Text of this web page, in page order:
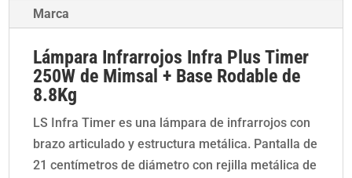
Temporizador+
Base
Rodable
8.8Kg
cantidad
Marca
Lámpara Infrarrojos Infra Plus Timer
250W de Mimsal + Base Rodable de
8.8Kg
LS Infra Timer es una lámpara de infrarrojos con
brazo articulado y estructura metálica. Pantalla de
21 centímetros de diámetro con rejilla metálica de